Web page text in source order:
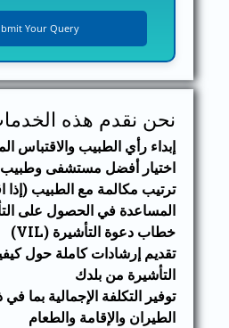
نحن نقدم هذه
إبداء رأي الطبيب والاقتباس
اختيار أفضل مستشفى
ترتيب مكالمة مع الطبيب (إذا
المساعدة في الحصول على
خطاب دعوة التأشيرة (VIL)
تقديم إرشادات كاملة حول
التأشيرة من بلدك
توفير التكلفة الإجمالية بما في
الطيران والإقامة والطعام